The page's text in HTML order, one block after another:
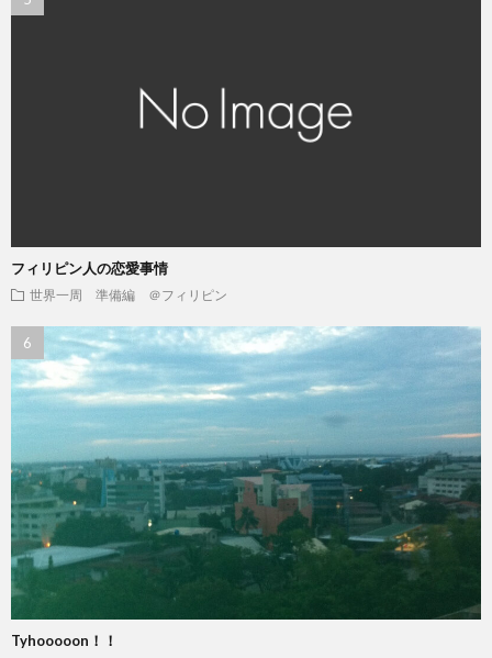
フィリピン人の恋愛事情
世界一周 準備編 ＠フィリピン
Tyhooooon！！